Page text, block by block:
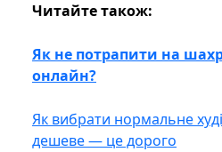
Читайте також:
Як не потрапити на
онлайн?
Як вибрати нормальне
дешеве — це дорого